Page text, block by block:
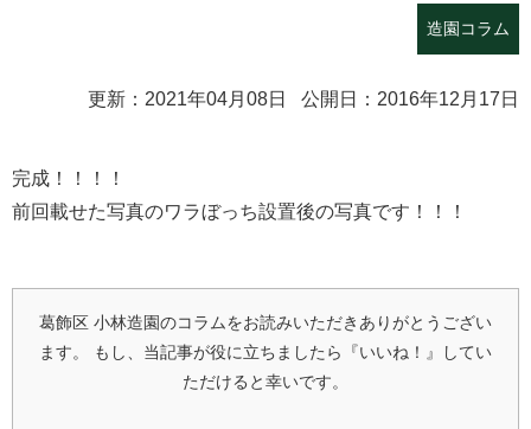
造園コラム
更新：2021年04月08日 公開日：2016年12月17日
完成！！！！
前回載せた写真のワラぼっち設置後の写真です！！！
葛飾区 小林造園のコラムをお読みいただきありがとうござい
ます。
もし、当記事が役に立ちましたら『いいね！』してい
ただけると幸いです。